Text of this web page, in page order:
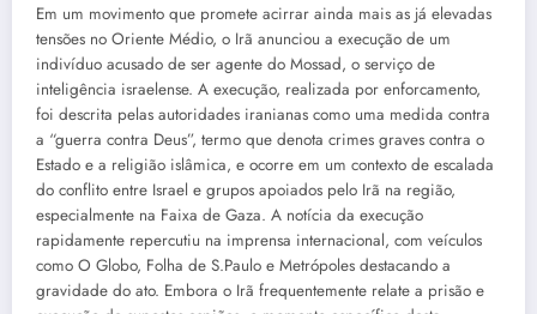
Em um movimento que promete acirrar ainda mais as já elevadas
tensões no Oriente Médio, o Irã anunciou a execução de um
indivíduo acusado de ser agente do Mossad, o serviço de
inteligência israelense. A execução, realizada por enforcamento,
foi descrita pelas autoridades iranianas como uma medida contra
a “guerra contra Deus”, termo que denota crimes graves contra o
Estado e a religião islâmica, e ocorre em um contexto de escalada
do conflito entre Israel e grupos apoiados pelo Irã na região,
especialmente na Faixa de Gaza. A notícia da execução
rapidamente repercutiu na imprensa internacional, com veículos
como O Globo, Folha de S.Paulo e Metrópoles destacando a
gravidade do ato. Embora o Irã frequentemente relate a prisão e